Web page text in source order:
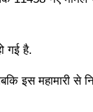
गई है.
इस महामारी से